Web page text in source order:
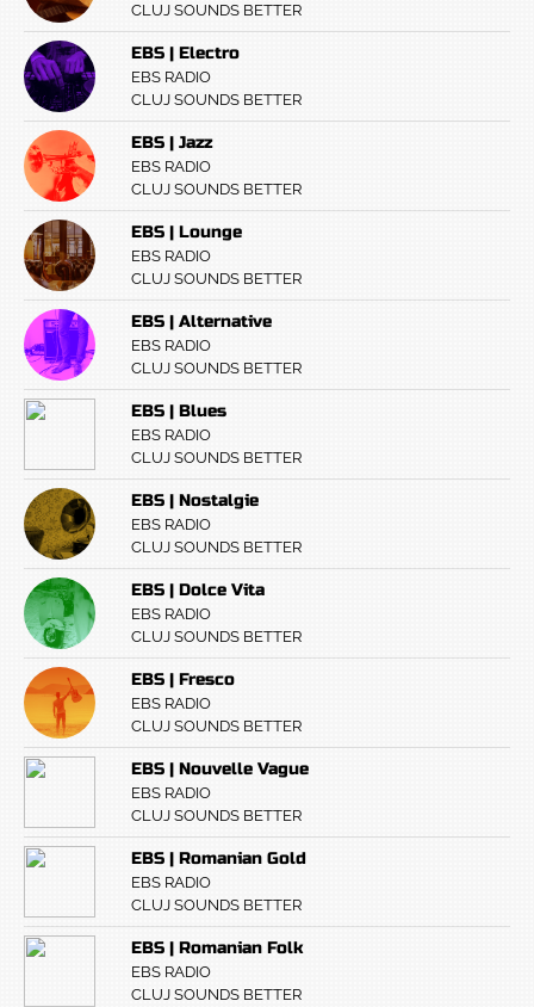
CLUJ SOUNDS BETTER
EBS | Electro
EBS RADIO
CLUJ SOUNDS BETTER
EBS | Jazz
EBS RADIO
CLUJ SOUNDS BETTER
EBS | Lounge
EBS RADIO
CLUJ SOUNDS BETTER
EBS | Alternative
EBS RADIO
CLUJ SOUNDS BETTER
EBS | Blues
EBS RADIO
CLUJ SOUNDS BETTER
EBS | Nostalgie
EBS RADIO
CLUJ SOUNDS BETTER
EBS | Dolce Vita
EBS RADIO
CLUJ SOUNDS BETTER
EBS | Fresco
EBS RADIO
CLUJ SOUNDS BETTER
EBS | Nouvelle Vague
EBS RADIO
CLUJ SOUNDS BETTER
EBS | Romanian Gold
EBS RADIO
CLUJ SOUNDS BETTER
EBS | Romanian Folk
EBS RADIO
CLUJ SOUNDS BETTER